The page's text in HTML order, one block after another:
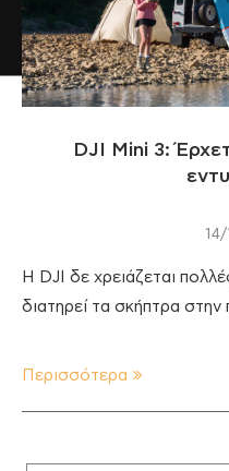
DJI Mini 3:
Η DJI δε χρειάζεται
διατηρεί τα σκήπτρα
Περισσότερα